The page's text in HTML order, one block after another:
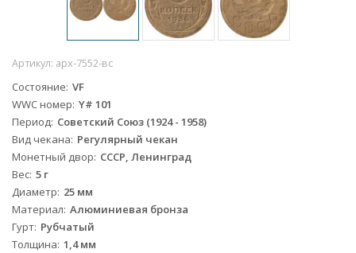
Артикул: арх-7552-вс
Состояние VF
WWC номер Y# 101
Период Советский Союз (1924 - 1958)
Вид чекана Регулярный чекан
Монетный двор СССР, Ленинград
Вес 5 г
Диаметр 25 мм
Материал Алюминиевая бронза
Гурт Рубчатый
Толщина 1,4 мм